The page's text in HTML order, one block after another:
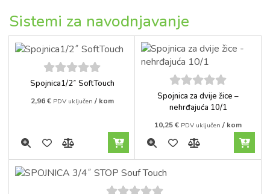
Sistemi za navodnjavanje
5out of
Spojnica1/2˝ SoftTouch
2,96€ PDV uključen / kom
5out of
5
Spojnica za dvije žice –
nehrđajuća 10/1
10,25€ PDV uključen / kom